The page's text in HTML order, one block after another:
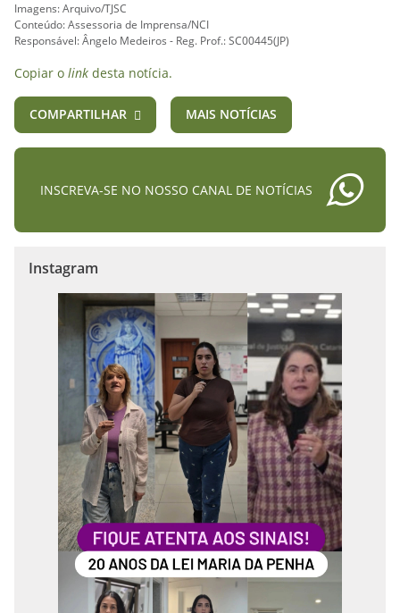
Imagens: Arquivo/TJSC
Conteúdo: Assessoria de Imprensa/NCI
Responsável: Ângelo Medeiros - Reg. Prof.: SC00445(JP)
Copiar o link desta notícia.
COMPARTILHAR MAIS NOTÍCIAS
INSCREVA-SE NO NOSSO CANAL DE NOTÍCIAS
Instagram